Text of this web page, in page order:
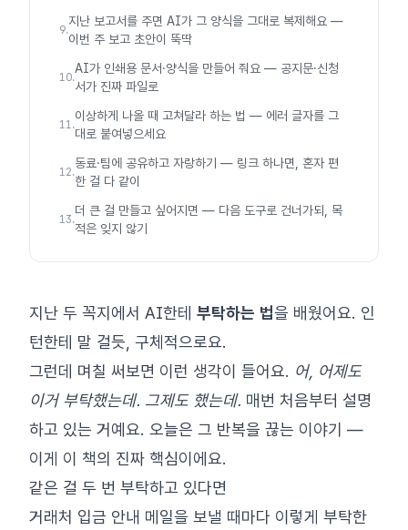
9.
지난 보고서를 주면 AI가 그 양식을 그대로 복제해요 —
이번 주 보고 초안이 뚝딱
10.
AI가 인쇄용 문서·양식을 만들어 줘요 — 공지문·신청
서가 진짜 파일로
11.
이상하게 나올 때 고쳐달라 하는 법 — 에러 글자를 그
대로 붙여넣으세요
12.
동료·팀에 공유하고 자랑하기 — 링크 하나면, 혼자 편
한 걸 다 같이
13.
더 큰 걸 만들고 싶어지면 — 다음 도구로 건너가되, 목
적은 잊지 않기
지난 두 꼭지에서 AI한테 부탁하는 법을 배웠어요. 인
턴한테 말 걸듯, 구체적으로요.
그런데 며칠 써보면 이런 생각이 들어요. 어, 어제도
이거 부탁했는데. 그제도 했는데. 매번 처음부터 설명
하고 있는 거예요. 오늘은 그 반복을 끊는 이야기 —
이게 이 책의 진짜 핵심이에요.
같은 걸 두 번 부탁하고 있다면
거래처 입금 안내 메일을 보낼 때마다 이렇게 부탁한